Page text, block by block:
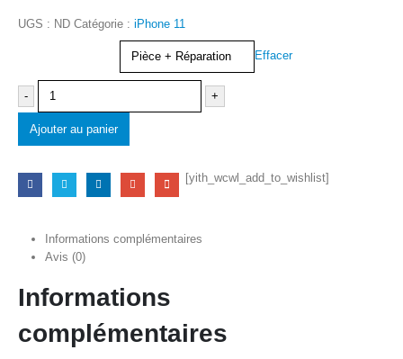
UGS : ND Catégorie : iPhone 11
Effacer
- +
Ajouter au panier
[yith_wcwl_add_to_wishlist]
Informations complémentaires
Avis (0)
Informations
complémentaires